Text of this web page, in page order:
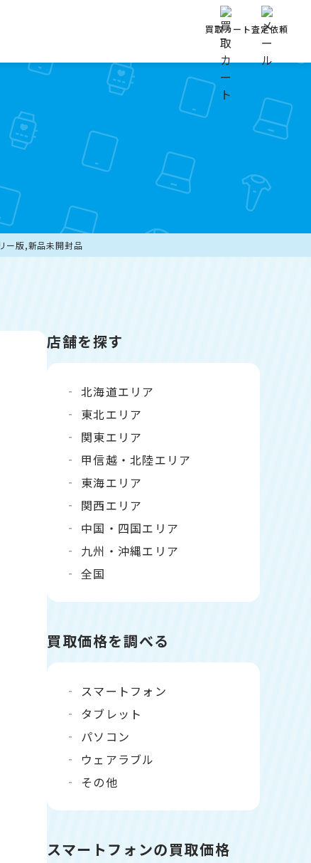
買取カート査定依頼
ー版,新品未開封品
店舗を探す
北海道エリア
東北エリア
関東エリア
甲信越・北陸エリア
東海エリア
関西エリア
中国・四国エリア
九州・沖縄エリア
全国
買取価格を調べる
スマートフォン
タブレット
パソコン
ウェアラブル
その他
スマートフォンの買取価格